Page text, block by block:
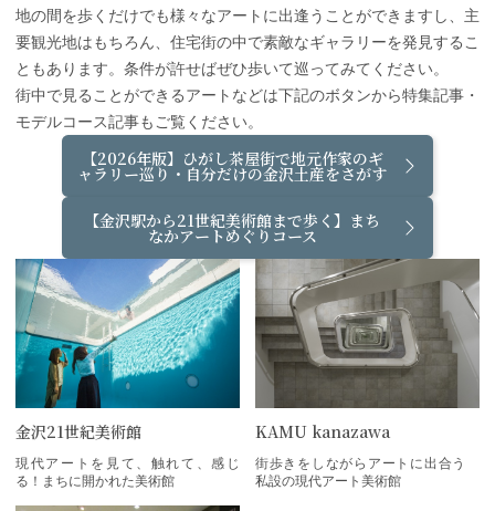
地の間を歩くだけでも様々なアートに出逢うことができますし、主
要観光地はもちろん、住宅街の中で素敵なギャラリーを発見するこ
ともあります。条件が許せばぜひ歩いて巡ってみてください。
街中で見ることができるアートなどは下記のボタンから特集記事・
モデルコース記事もご覧ください。
【2026年版】ひがし茶屋街で地元作家のギ
ャラリー巡り・自分だけの金沢土産をさがす
【金沢駅から21世紀美術館まで歩く】まち
なかアートめぐりコース
金沢21世紀美術館
現代アートを見て、触れて、感じ
る！まちに開かれた美術館
KAMU kanazawa
街歩きをしながらアートに出合う
私設の現代アート美術館